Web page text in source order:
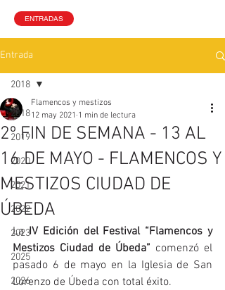
ENTRADAS
Entrada
2018
2019
2020
2021
2022
2023
2025
2026
2018
2º FIN DE SEMANA - 13 AL
16 DE MAYO - FLAMENCOS Y
MESTIZOS CIUDAD DE
ÚBEDA
Flamencos y mestizos
12 may 2021 1 min de lectura
La IV Edición del Festival “Flamencos y
Mestizos Ciudad de Úbeda” comenzó el
pasado 6 de mayo en la Iglesia de San
Lorenzo de Úbeda con total éxito.